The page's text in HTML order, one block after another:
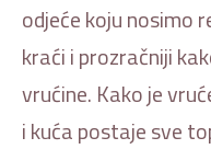
odjeće koju nosimo
kraći i prozračniji
vrućine. Kako je
i kuća postaje sve